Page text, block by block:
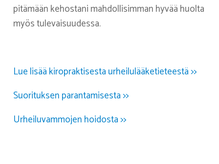
pitämään kehostani mahdollisimman hyvää huolta
myös tulevaisuudessa.
Lue lisää kiropraktisesta urheilulääketieteestä >>
Suorituksen parantamisesta >>
Urheiluvammojen hoidosta >>